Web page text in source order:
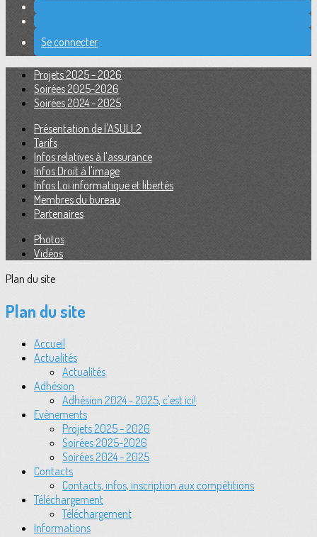
Se connecter
Projets 2025 - 2026
Soirées 2025-2026
Soirées 2024 - 2025
Présentation de l'ASULL2
Tarifs
Infos relatives à l'assurance
Infos Droit à l'image
Infos Loi informatique et libertés
Membres du bureau
Partenaires
Photos
Vidéos
Plan du site
Plan du site
Accueil
Actualités
Actualités
Adhésion
Adhésion 2024 - 2025, c'est ici!
Evènements
Projets 2025 - 2026
Soirées 2025-2026
Soirées 2024 - 2025
Contacts
Contacts, infos, inscription aux compétitions
Téléchargement
Téléchargement
Informations